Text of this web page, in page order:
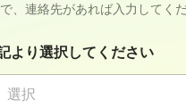
、連絡先があれば入力してく
より選択してください
選択